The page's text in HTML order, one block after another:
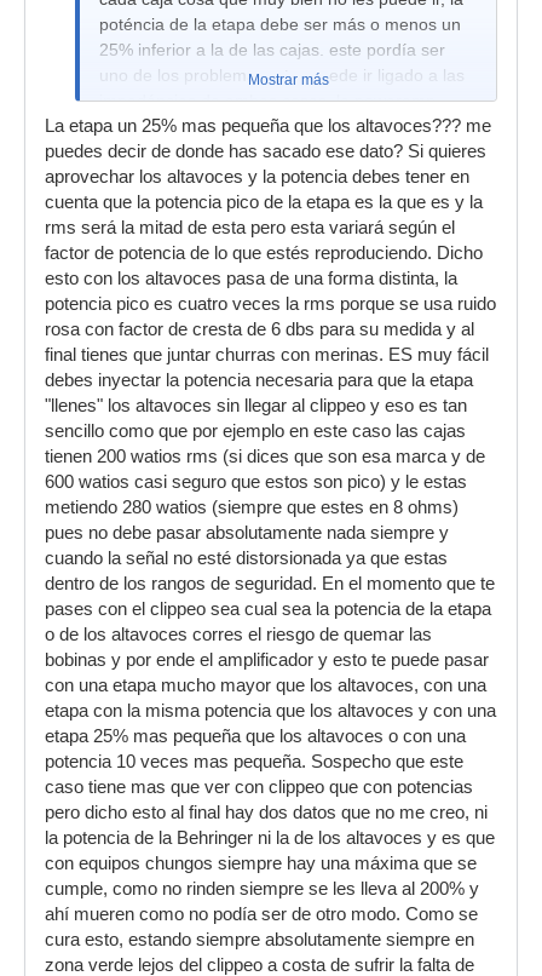
poténcia de la etapa debe ser más o menos un
25% inferior a la de las cajas. este pordía ser
uno de los problemas, otro puede ir ligado a las
impedáncias de ambas cosas, la poweramp
behringer ésta sólo te da 2 Ohms por cada
canal, ¿a cuantos te dice que pueden trabajar
los altavoces que tienes?
Mostrar más
La etapa un 25% mas pequeña que los altavoces??? me
puedes decir de donde has sacado ese dato? Si quieres
aprovechar los altavoces y la potencia debes tener en
cuenta que la potencia pico de la etapa es la que es y la
rms será la mitad de esta pero esta variará según el
factor de potencia de lo que estés reproduciendo. Dicho
esto con los altavoces pasa de una forma distinta, la
potencia pico es cuatro veces la rms porque se usa ruido
rosa con factor de cresta de 6 dbs para su medida y al
final tienes que juntar churras con merinas. ES muy fácil
debes inyectar la potencia necesaria para que la etapa
"llenes" los altavoces sin llegar al clippeo y eso es tan
sencillo como que por ejemplo en este caso las cajas
tienen 200 watios rms (si dices que son esa marca y de
600 watios casi seguro que estos son pico) y le estas
metiendo 280 watios (siempre que estes en 8 ohms)
pues no debe pasar absolutamente nada siempre y
cuando la señal no esté distorsionada ya que estas
dentro de los rangos de seguridad. En el momento que te
pases con el clippeo sea cual sea la potencia de la etapa
o de los altavoces corres el riesgo de quemar las
bobinas y por ende el amplificador y esto te puede pasar
con una etapa mucho mayor que los altavoces, con una
etapa con la misma potencia que los altavoces y con una
etapa 25% mas pequeña que los altavoces o con una
potencia 10 veces mas pequeña. Sospecho que este
caso tiene mas que ver con clippeo que con potencias
pero dicho esto al final hay dos datos que no me creo, ni
la potencia de la Behringer ni la de los altavoces y es que
con equipos chungos siempre hay una máxima que se
cumple, como no rinden siempre se les lleva al 200% y
ahí mueren como no podía ser de otro modo. Como se
cura esto, estando siempre absolutamente siempre en
zona verde lejos del clippeo a costa de sufrir la falta de